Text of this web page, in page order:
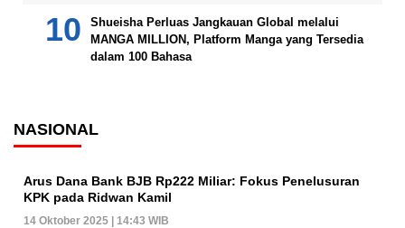
Shueisha Perluas Jangkauan Global melalui
MANGA MILLION, Platform Manga yang Tersedia
dalam 100 Bahasa
NASIONAL
Arus Dana Bank BJB Rp222 Miliar: Fokus Penelusuran
KPK pada Ridwan Kamil
14 Oktober 2025 | 14:43 WIB